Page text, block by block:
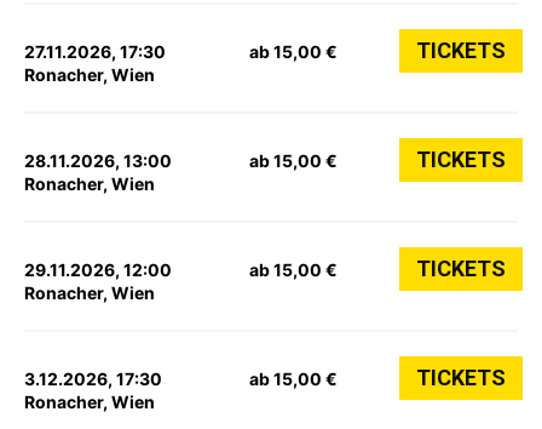
27.11.2026, 17:30
Ronacher, Wien
ab 15,00 € TICKETS
28.11.2026, 13:00
Ronacher, Wien
ab 15,00 € TICKETS
29.11.2026, 12:00
Ronacher, Wien
ab 15,00 € TICKETS
3.12.2026, 17:30
Ronacher, Wien
ab 15,00 € TICKETS